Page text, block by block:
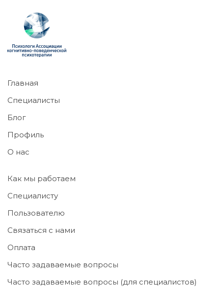
Главная
Специалисты
Блог
Профиль
О нас
Как мы работаем
Специалисту
Пользователю
Связаться с нами
Оплата
Часто задаваемые вопросы
Часто задаваемые вопросы (для специалистов)